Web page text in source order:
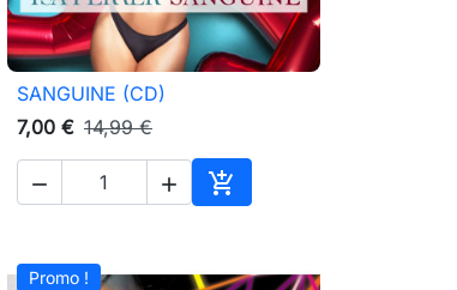
 Aperçu rapide
SANGUINE (CD)
7,00 € 14,99 €
  
Ajouter au panier
Promo !